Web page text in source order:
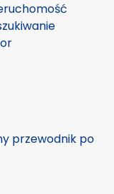
przewodnik po